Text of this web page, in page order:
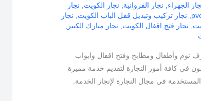
الجهراء نجار الفروانية نجار الكويت
نجار
نجار تركيب وتبديل قفل الباب الكويت
نجار
نجار فتح اقفال الكويت نجار مبارك الكبير
نوم وأطفال ومطابخ وفتح اقفال وابواب
في كافة أمور النجارة لتقديم خدمة مميزة
في مجال النجارة لإنجاز الخدمة.